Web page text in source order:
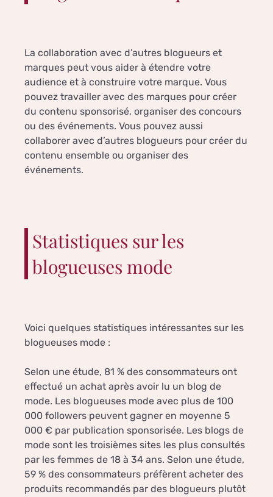
La collaboration avec d’autres blogueurs et
marques peut vous aider à étendre votre
audience et à construire votre marque. Vous
pouvez travailler avec des marques pour créer
du contenu sponsorisé, organiser des concours
ou des événements. Vous pouvez aussi
collaborer avec d’autres blogueurs pour créer du
contenu ensemble ou organiser des
événements.
Statistiques sur les
blogueuses mode
Voici quelques statistiques intéressantes sur les
blogueuses mode :
Selon une étude, 81 % des consommateurs ont
effectué un achat après avoir lu un blog de
mode. Les blogueuses mode avec plus de 100
000 followers peuvent gagner en moyenne 5
000 € par publication sponsorisée. Les blogs de
mode sont les troisièmes sites les plus consultés
par les femmes de 18 à 34 ans. Selon une étude,
59 % des consommateurs préfèrent acheter des
produits recommandés par des blogueurs plutôt